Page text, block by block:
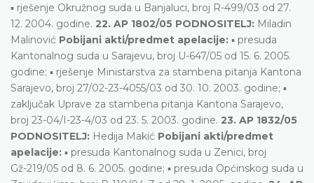
▪ rješenje Okružnog suda u Banjaluci, broj R-499/03 od 27.
12. 2004. godine. 22. AP 1802/05 PODNOSITELJ: Miladin
Malinović Pobijani akti/predmet apelacije: ▪ presuda
Kantonalnog suda u Sarajevu, broj U-647/05 od 15. 6. 2005.
godine; ▪ rješenje Ministarstva za stambena pitanja Kantona
Sarajevo, broj 27/02-23-4055/03 od 30. 10. 2003. godine; ▪
zaključak Uprave za stambena pitanja Kantona Sarajevo,
broj 23-04/I-23-4/03 od 23. 5. 2003. godine. 23. AP 1832/05
PODNOSITELJ: Hedija Makić Pobijani akti/predmet
apelacije: ▪ presuda Kantonalnog suda u Zenici, broj
Gž-219/05 od 8. 6. 2005. godine; ▪ presuda Općinskog suda u